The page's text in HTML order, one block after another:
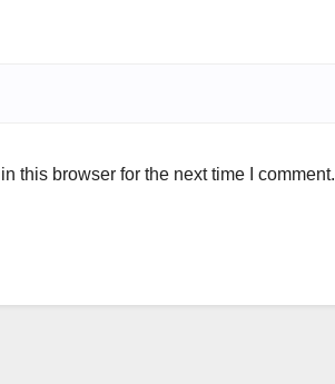
this browser for the next time I comment.